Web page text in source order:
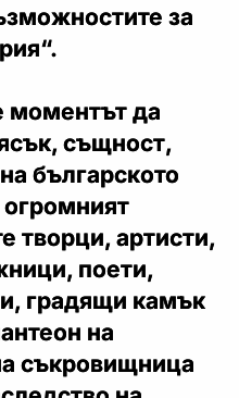
за
моментът да
същност,
българското
огромният
творци, артисти,
поети,
градящи камък
на
съкровищница